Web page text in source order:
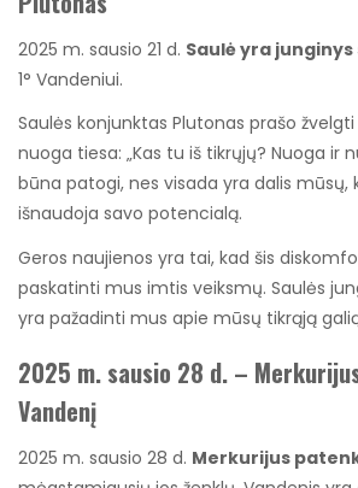
2025 m. sausio 21 d. Saulė yra
1° Vandeniui.
Saulės konjunktas Plutonas prašo žvelgti
nuoga tiesa: „Kas tu iš tikrųjų? Nuoga ir
būna patogi, nes visada yra dalis mūsų,
išnaudoja savo potencialą.
Geros naujienos yra tai, kad šis
paskatinti mus imtis veiksmų. Saulės
yra pažadinti mus apie mūsų tikrąją
2025 m. sausio 28 d. –
Vandenį
2025 m. sausio 28 d. Merkurijus